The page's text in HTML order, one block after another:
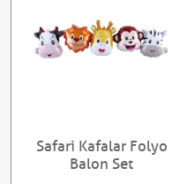
Safari Kafalar Folyo
Balon Set